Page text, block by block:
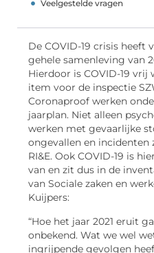
Veelgestelde vragen
De COVID-19 crisis heeft
gehele samenleving van
Hierdoor is COVID-19
item voor de inspectie
Coronaproof werken
jaarplan. Niet alleen
werken met gevaarlijke
ongevallen en incidenten
RI&E. Ook COVID-19 is
van en zit dus in de
van Sociale zaken en
Kuijpers:
“Hoe het jaar 2021 eruit
onbekend. Wat we wel
ingrijpende gevolgen